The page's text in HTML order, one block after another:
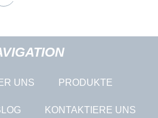
UNS PRODUKTE
KONTAKTIERE UNS